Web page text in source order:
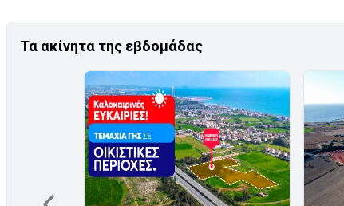
Τα ακίνητα της εβδομάδας